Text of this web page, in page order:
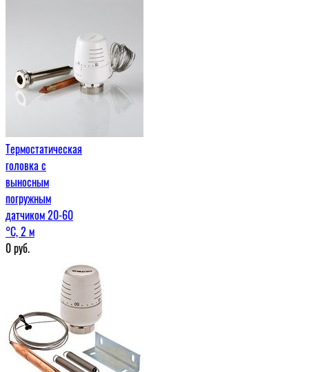
Термостатическая
головка с
выносным
погружным
датчиком 20-60
°С, 2 м
0руб.